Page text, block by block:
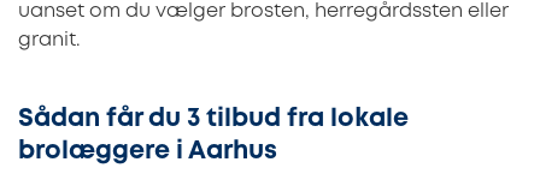
uanset om du vælger brosten, herregårdssten eller
granit.
Sådan får du 3 tilbud fra lokale
brolæggere i Aarhus